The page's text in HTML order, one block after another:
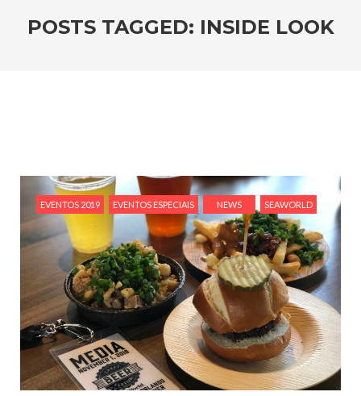
POSTS TAGGED: INSIDE LOOK
EVENTOS 2019 EVENTOS ESPECIAIS NEWS SEAWORLD